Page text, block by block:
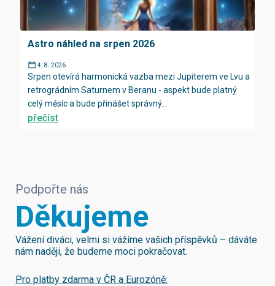
Astro náhled na srpen 2026
4. 8. 2026
Srpen otevírá harmonická vazba mezi Jupiterem ve Lvu a
retrográdním Saturnem v Beranu - aspekt bude platný
celý měsíc a bude přinášet správný...
přečíst
Podpořte nás
Děkujeme
Vážení diváci, velmi si vážíme vašich příspěvků – dáváte
nám naději, že budeme moci pokračovat.
Pro platby zdarma v ČR a Eurozóně: